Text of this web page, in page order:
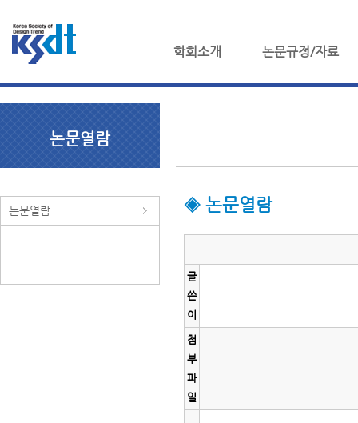
학회소개 논문규정/자료
논문열람
논문열람 ◈ 논문열람
글
쓴
이
첨
부
파
일